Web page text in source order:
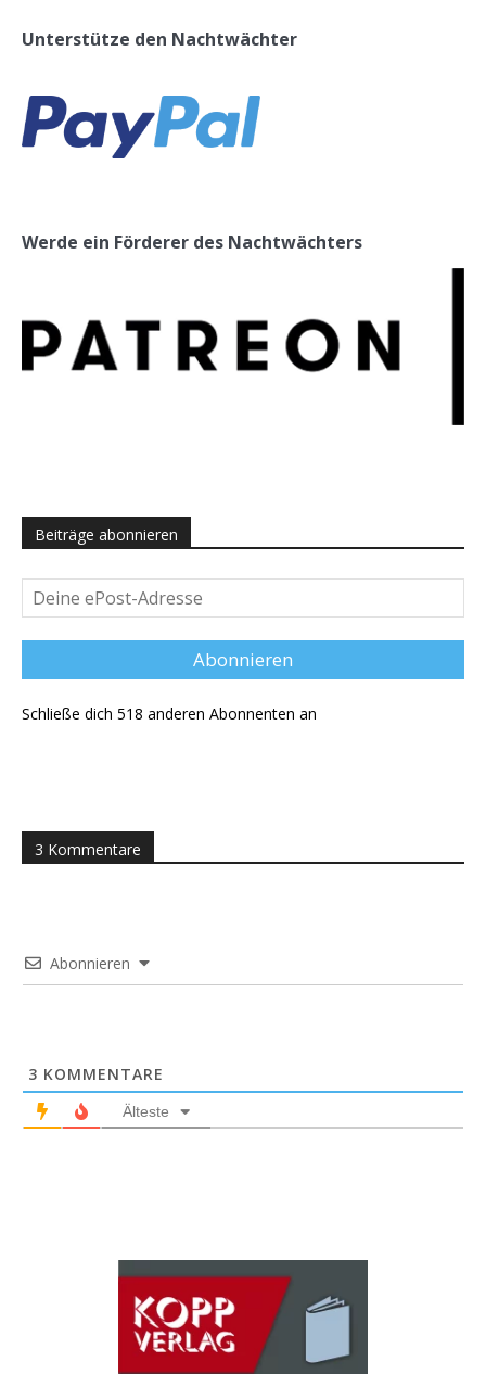
Unterstütze den Nachtwächter
Werde ein Förderer des Nachtwächters
Beiträge abonnieren
Deine
ePost-
Adresse
Abonnieren
Schließe dich 518 anderen Abonnenten an
3 Kommentare
Abonnieren
3 KOMMENTARE
Älteste